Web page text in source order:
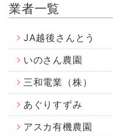
業者一覧
JA越後さんとう
いのさん農園
三和電業（株）
あぐりすずみ
アスカ有機農園